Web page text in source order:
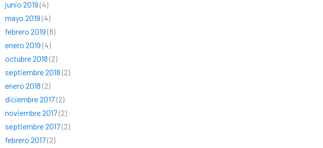
junio 2019 (4)
mayo 2019 (4)
febrero 2019 (8)
enero 2019 (4)
octubre 2018 (2)
septiembre 2018 (2)
enero 2018 (2)
diciembre 2017(2)
noviembre 2017(2)
septiembre 2017(2)
febrero 2017(2)